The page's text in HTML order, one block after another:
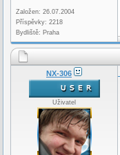
Založen: 26.07.2004
Příspěvky: 2218
Bydliště: Praha
NX-306
Uživatel